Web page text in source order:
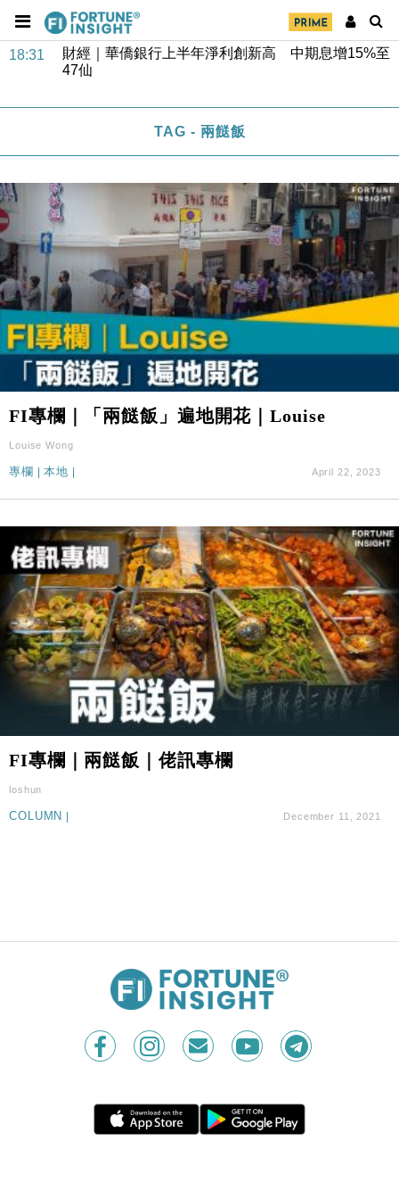
18:31
財經｜華僑銀行上半年淨利創新高 中期息增15%至
47仙
本地｜假冒內地執法人員要求交「保證金」 43歲女子
損失近6900萬元
16:05
財經｜日經失守6.5萬點後回穩 全周仍升近2%
15:47
財經｜恒隆10月換帥 玩具「反」斗城亞洲CEO蔡德
粦接任
15:11
財經｜韓股反覆波動收跌 連挫7周創逾3年最長跌勢
13:44
財經｜內地7月美元計價出口增近24%勝預期 貿易順
差達1125億美元
12:44
財經｜日本春季三度入市撐日圓 4月單日斥6.28萬億
日圓干預創新高
11:12
國際｜特朗普料美伊戰事快結束 承認部分彈藥庫存緊
張
財經｜SA售股自救後再出手 斥4億美元押注未上市公
司
18:31
財經｜華僑銀行上半年淨利創新高 中期息增15%至
17:33
財經｜滙豐上調香港今年GDP預測至4.5% 看好貿易
及消費表現
16:47
本地｜假冒內地執法人員要求交「保證金」 43歲女子
損失近6900萬元
16:05
財經｜日經失守6.5萬點後回穩 全周仍升近2%
15:47
財經｜恒隆10月換帥 玩具「反」斗城亞洲CEO蔡德
粦接任
財經｜韓股反覆波動收跌 連挫7周創逾3年最長跌勢
13:44
財經｜內地7月美元計價出口增近24%勝預期 貿易順
12:44
財經｜日本春季三度入市撐日圓 4月單日斥6.28萬億
TAG - 兩餸飯
FI專欄｜「兩餸飯」遍地開花｜Louise
Louise Wong
專欄 |本地 April 22, 2023
FI專欄｜兩餸飯｜佬訊專欄
loshun
COLUMN | December 11, 2021